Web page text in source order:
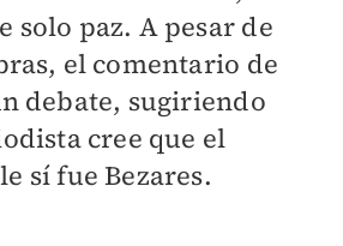
solo paz. A pesar de
el comentario de
debate, sugiriendo
cree que el
sí fue Bezares.